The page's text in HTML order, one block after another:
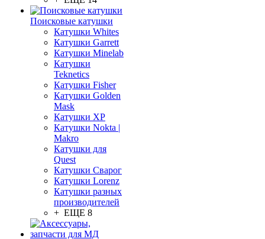
Поисковые катушки
Катушки Whites
Катушки Garrett
Катушки Minelab
Катушки
Teknetics
Катушки Fisher
Катушки Golden
Mask
Катушки XP
Катушки Nokta |
Makro
Катушки для
Quest
Катушки Сварог
Катушки Lorenz
Катушки разных
производителей
+ ЕЩЕ 8